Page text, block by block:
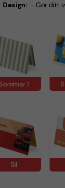
Design: - Gör ditt
1
Bil